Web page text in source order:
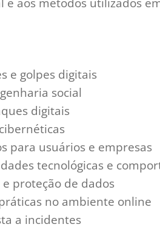
e golpes digitais
social
digitais
para usuários e empresas
tecnológicas e
proteção de dados
no ambiente online
a incidentes